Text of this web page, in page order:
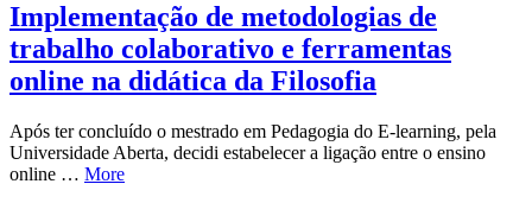
Implementação de metodologias de
trabalho colaborativo e ferramentas
online na didática da Filosofia
Após ter concluído o mestrado em Pedagogia do E-learning, pela
Universidade Aberta, decidi estabelecer a ligação entre o ensino
online … More